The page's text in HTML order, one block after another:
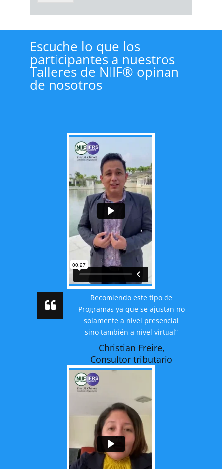
Escuche lo que los
participantes a nuestros
Talleres de NIIF® opinan
de nosotros
Recomiendo este tipo de
Programas ya que se ajustan no
solamente a nivel presencial
sino también a nivel virtual”
Christian Freire,
Consultor tributario